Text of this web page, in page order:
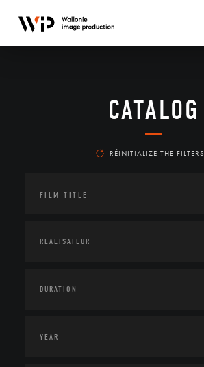
CATALOG
RÉINITIALIZE THE FILTERS